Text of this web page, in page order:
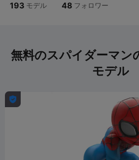
193 モデル 48 フォロワー
無料のスパイダーマン
モデル
